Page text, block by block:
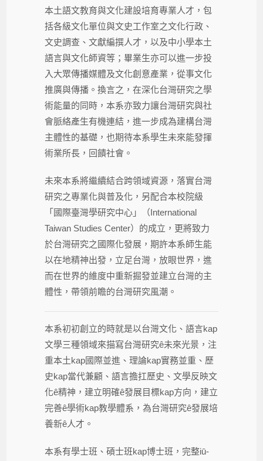
本土語文教育與文化建設培育專業人才，包
括各級文化單位與文史工作室之文化行政、
文史調查、文獻編撰人才，以及中小學本土
語言與文化師資等；畢業生亦可以進一步投
入大眾傳播媒體及文化創意產業，從事文化
推廣與傳播。換言之，在深化台灣研究之學
術能量的同時，本系亦致力讓台灣研究與社
會脈絡產生有機連結，進一步成為建構台灣
主體性的基礎，也期待本系學生未來能發揮
術業所長，回饋社會。
未來本系將繼續結合跨領域資源，落實台灣
研究之專業化與普及化，另配合本校院級
「國際臺灣學研究中心」（International
Taiwan Studies Center）的成立，更將致力
於台灣研究之國際化發展，期許本系師生能
以在地精神出發，立足台灣，放眼世界，進
而在世界的維度中重新掘發並建立台灣的主
體性，帶領前瞻的台灣研究風潮。
本系初初創立的時就是以台灣文化、語言kap
文學三種領域來描寫台灣研究ê未來光景，注
重本土kap國際並進、理論kap實務並重、歷
史kap當代兼顧、語言擔扛歷史、文學反映文
化ê精神，建立明確ê發展目標kap方向，建立
完善ê學術kap教學體系，為台灣研究ê發展培
養新ê人才。
本系有學士班、碩士班kap博士班，完整iū-